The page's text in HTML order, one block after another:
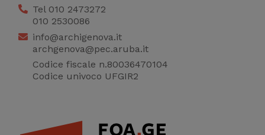
Tel 010 2473272
010 2530086
info@archigenova.it
archgenova@pec.aruba.it
Codice fiscale n.80036470104
Codice univoco UFGIR2